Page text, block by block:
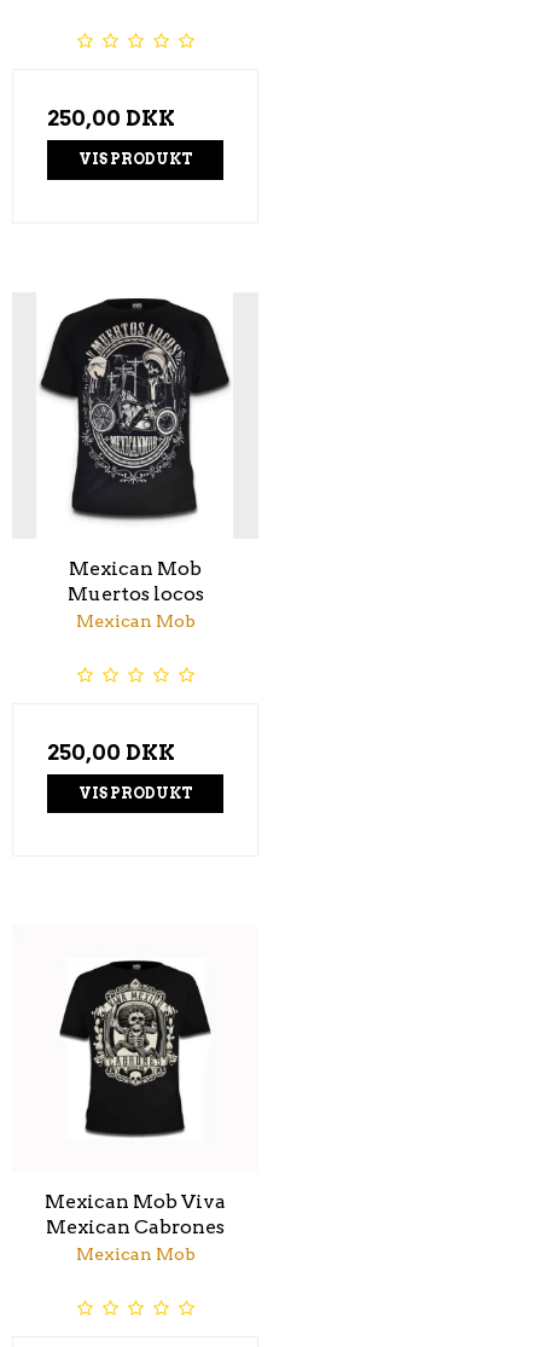
250,00 DKK
VIS PRODUKT
Mexican Mob
Muertos locos
Mexican Mob
250,00 DKK
VIS PRODUKT
Mexican Mob Viva
Mexican Cabrones
Mexican Mob